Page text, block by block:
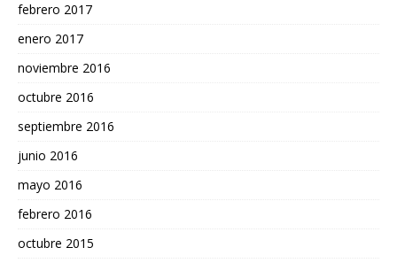
febrero 2017
enero 2017
noviembre 2016
octubre 2016
septiembre 2016
junio 2016
mayo 2016
febrero 2016
octubre 2015